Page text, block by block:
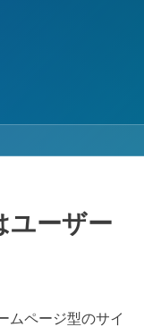
ユーザー
ムページ型のサイ